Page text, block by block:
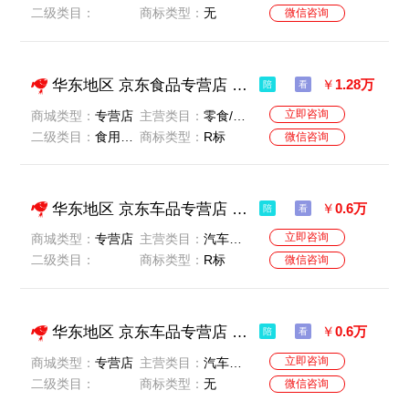
二级类目：
商标类型：无
微信咨询
华东地区 京东食品专营店 诚心出售 欢迎看店 陪 看 ￥ 1.28万
商城类型：专营店
二级类目：食用油/调味油饼干/膨化-糕点/点心-蜜饯/枣类/梅/果干-
主营类目：零食/坚果/特产-粮油米面/南北干货/调味品
商标类型： R标
立即咨询
微信咨询
华东地区 京东车品专营店 老店 价格美丽 卖家急出 陪 看 ￥0.6万
商城类型：专营店
二级类目：
主营类目：汽车用品/电子/清洗/改装
商标类型： R标
立即咨询
微信咨询
华东地区 京东车品专营店 老店 价格美丽 卖家急出 陪 看 ￥0.6万
商城类型：专营店
二级类目：
主营类目：汽车用品/电子/清洗/改装
商标类型：无
立即咨询
微信咨询